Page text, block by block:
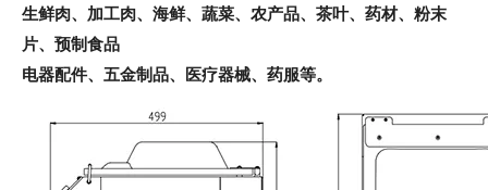
生鲜肉、加工肉、海鲜、蔬菜、农产品、茶叶、药材、粉末
片、预制食品
电器配件、五金制品、医疗器械、药服等。